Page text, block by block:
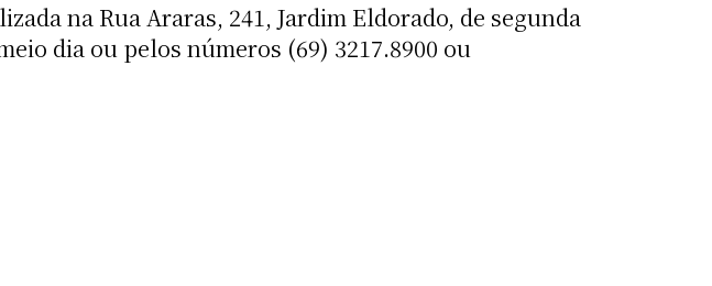
na Rua Araras, 241, Jardim Eldorado, de segunda
dia ou pelos números (69) 3217.8900 ou